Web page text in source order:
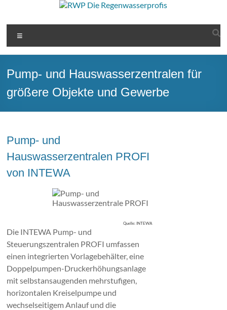
springen
RWP
Die
Regenwassernutzung
vom
Pump- und Hauswasserzentralen für
größere Objekte und Gewerbe
Pump- und
Hauswasserzentralen PROFI
von INTEWA
Quelle: INTEWA
Die INTEWA Pump- und
Steuerungszentralen PROFI umfassen
einen integrierten Vorlagebehälter, eine
Doppelpumpen-Druckerhöhungsanlage
mit selbstansaugenden mehrstufigen,
horizontalen Kreiselpumpe und
wechselseitigem Anlauf und die